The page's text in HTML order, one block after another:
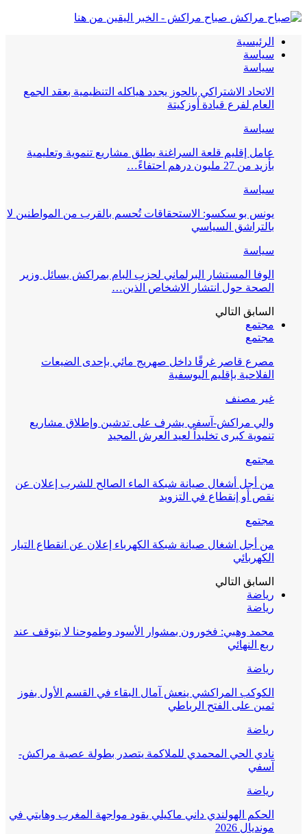
صباح مراكش - الخبر اليقين من هنا
الرئيسية
سياسة
سياسة
الاتحاد الاشتراكي بالحوز يجدد هياكله التنظيمية بعقد الجمع
العام لفرع قيادة أوزكيتة
سياسة
عامل إقليم قلعة السراغنة يطلق مشاريع تنموية وتعليمية
بأزيد من 27 مليون درهم احتفاءً…
سياسة
يونس بو سكسو: الاستحقاقات تُحسم بالقرب من المواطنين لا
بالتراشق السياسي
سياسة
الوفا المستشار البرلماني لحزب البام بمراكش يسائل وزير
الصحة حول انتشار الاشخاص الذين…
السابق التالي
مجتمع
مجتمع
مصرع قاصر غرقًا داخل صهريج مائي بإحدى الضيعات
الفلاحية بإقليم اليوسفية
غير مصنف
والي مراكش-آسفي يشرف على تدشين وإطلاق مشاريع
تنموية كبرى تخليداً لعيد العرش المجيد
مجتمع
من أجل أشغال صيانة شبكة الماء الصالح للشرب إعلان عن
نقص أو إنقطاع في التزويد
مجتمع
من أجل اشغال صيانة شبكة الكهرباء إعلان عن انقطاع التيار
الكهربائي
السابق التالي
رياضة
رياضة
محمد وهبي: فخورون بمشوار الأسود وطموحنا لا يتوقف عند
ربع النهائي
رياضة
الكوكب المراكشي ينعش آمال البقاء في القسم الأول بفوز
ثمين على الفتح الرباطي
رياضة
نادي الحي المحمدي للملاكمة يتصدر بطولة عصبة مراكش-
آسفي
رياضة
الحكم الهولندي داني ماكيلي يقود مواجهة المغرب وهايتي في
مونديال 2026